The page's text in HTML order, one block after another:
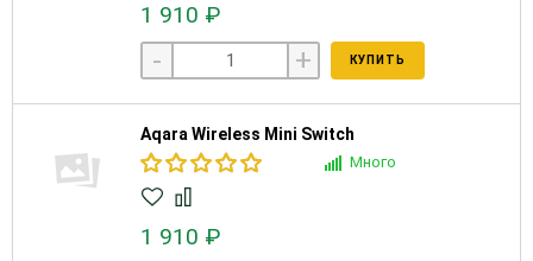
1 910 ₽
- + КУПИТЬ
Aqara Wireless Mini Switch
Много
1 910 ₽